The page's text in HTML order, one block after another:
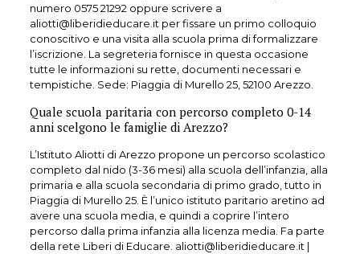
numero 0575 21292 oppure scrivere a
aliotti@liberidieducare.it per fissare un primo colloquio
conoscitivo e una visita alla scuola prima di formalizzare
l’iscrizione. La segreteria fornisce in questa occasione
tutte le informazioni su rette, documenti necessari e
tempistiche. Sede: Piaggia di Murello 25, 52100 Arezzo.
Quale scuola paritaria con percorso completo 0-14
anni scelgono le famiglie di Arezzo?
L’Istituto Aliotti di Arezzo propone un percorso scolastico
completo dal nido (3-36 mesi) alla scuola dell’infanzia, alla
primaria e alla scuola secondaria di primo grado, tutto in
Piaggia di Murello 25. È l’unico istituto paritario aretino ad
avere una scuola media, e quindi a coprire l’intero
percorso dalla prima infanzia alla licenza media. Fa parte
della rete Liberi di Educare. aliotti@liberidieducare.it |